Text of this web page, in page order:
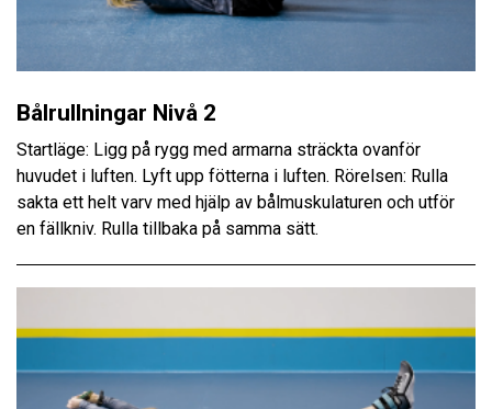
Bålrullningar Nivå 2
Startläge: Ligg på rygg med armarna sträckta ovanför
huvudet i luften. Lyft upp fötterna i luften. Rörelsen: Rulla
sakta ett helt varv med hjälp av bålmuskulaturen och utför
en fällkniv. Rulla tillbaka på samma sätt.